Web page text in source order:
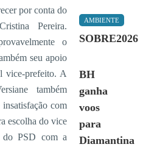
por conta do
Pereira.
o
seu apoio
vice-prefeito. A
também
com
escolha do vice
do PSD com a
AMBIENTE
SOBRE2026
BH
ganha
voos
para
Diamantina